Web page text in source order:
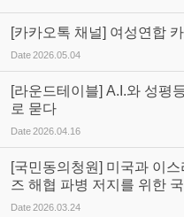
[카카오톡 채널] 여성연합
Date2026.05.04
[라운드테이블] A.I.와 성평
로 묻다
Date2026.04.16
[국민동의청원] 미국과 이
즈 해협 파병 저지를 위한
Date2026.03.24